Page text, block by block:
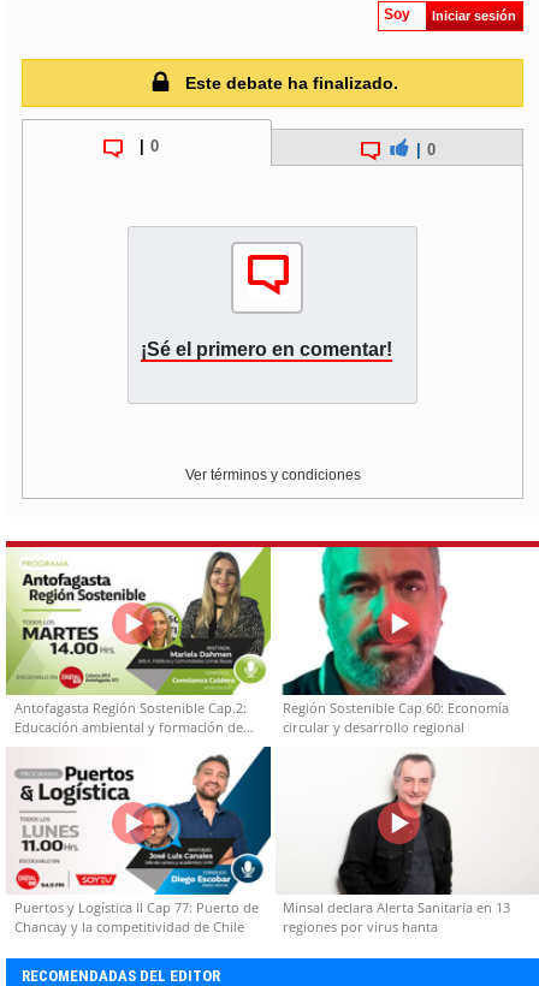
Soy Iniciar sesión
Este debate ha finalizado.
0 0
¡Sé el primero en comentar!
Ver términos y condiciones
Antofagasta Región Sostenible Cap.2:
Educación ambiental y formación de
capacidades técnicas
Región Sostenible Cap 60: Economía
circular y desarrollo regional
Puertos y Logística II Cap 77: Puerto de
Chancay y la competitividad de Chile
Minsal declara Alerta Sanitaria en 13
regiones por virus hanta
RECOMENDADAS DEL EDITOR